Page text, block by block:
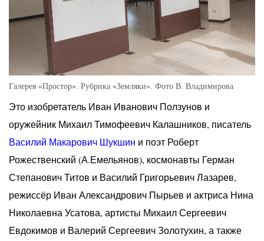
Галерея «Простор». Рубрика «Земляки». Фото В. Владимирова
Это изобретатель Иван Иванович Ползунов и
оружейник Михаил Тимофеевич Калашников, писатель
Василий Макарович Шукшин и поэт Роберт
Рожественский (А.Емельянов), космонавты Герман
Степанович Титов и Василий Григорьевич Лазарев,
режиссёр Иван Александрович Пырьев и актриса Нина
Николаевна Усатова, артисты Михаил Сергеевич
Евдокимов и Валерий Сергеевич Золотухин, а также